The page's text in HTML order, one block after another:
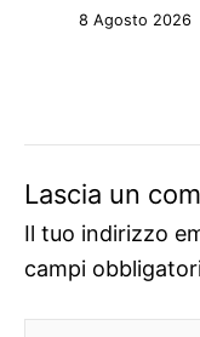
8 Agosto 2026
Lascia un
Il tuo indirizzo
campi